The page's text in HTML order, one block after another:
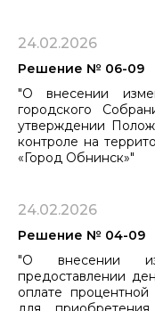
24.02.2026
Решение № 06-09
"О внесении
городского
утверждении
контроле на
«Город Обнинск»"
24.02.2026
Решение № 04-09
"О внесении
предоставлении
оплате